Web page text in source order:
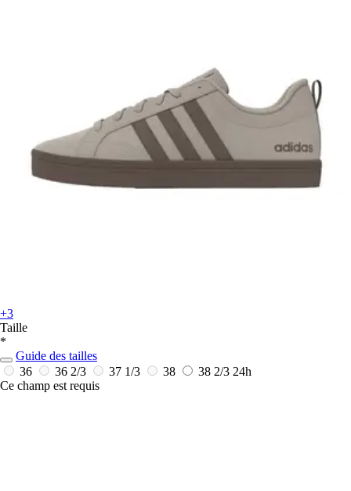
+3
Taille
*
Guide des tailles
36
36 2/3 37 1/3 38 38 2/3 24h
Ce champ est requis